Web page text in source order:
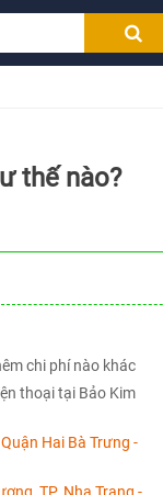
thế nào?
chi phí nào khác
thoại tại Bảo Kim
Hai Bà Trưng -